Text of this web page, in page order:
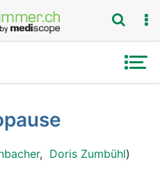
, Doris Zumbühl)